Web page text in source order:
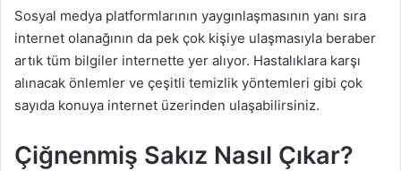
Sosyal medya platformlarının yaygınlaşmasının yanı sıra
internet olanağının da pek çok kişiye ulaşmasıyla beraber
artık tüm bilgiler internette yer alıyor. Hastalıklara karşı
alınacak önlemler ve çeşitli temizlik yöntemleri gibi çok
sayıda konuya internet üzerinden ulaşabilirsiniz.
Çiğnenmiş Sakız Nasıl Çıkar?